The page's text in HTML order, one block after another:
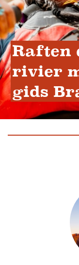
Raften
rivier
gids